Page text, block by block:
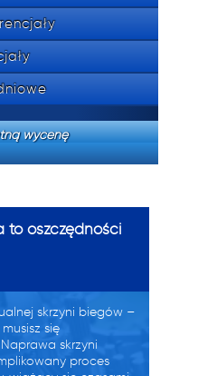
wycenę
to oszczędności
skrzyni biegów –
się
skrzyni
proces